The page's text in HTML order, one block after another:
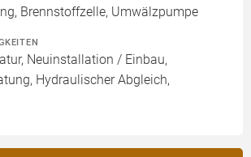
Brennstoffzelle, Umwälzpumpe
Neuinstallation / Einbau,
Hydraulischer Abgleich,